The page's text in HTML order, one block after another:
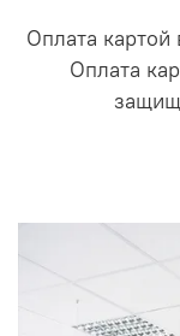
Оплата
Оплата